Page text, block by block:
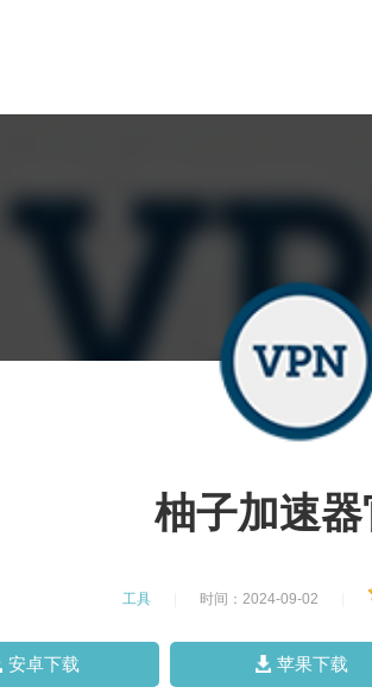
柚子加速器
工具 时间：2024-09-02
安卓下载 苹果下载